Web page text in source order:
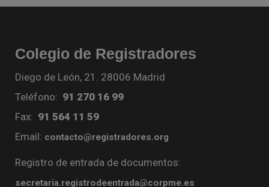
Colegio de Registradores
Diego de León, 21. 28006 Madrid
Teléfono: 91 270 16 99
Fax: 91 564 11 59
Email: contacto@registradores.org
Registro de entrada de documentos:
secretaria.registrodeentrada@corpme.es